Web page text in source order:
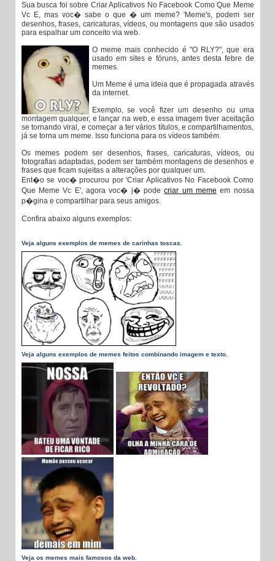
Sua busca foi sobre Criar Aplicativos No Facebook Como Que Meme
Vc E, mas voc� sabe o que � um meme? 'Meme's, podem ser
desenhos, frases, caricaturas, vídeos, ou montagens que são usados
para espalhar um conceito via web.
O meme mais conhecido é "O RLY?", que era
usado em sites e fóruns, antes desta febre de
memes.
Um Meme é uma ideia que é propagada através
da internet.
Exemplo, se você fizer um desenho ou uma
montagem qualquer, e lançar na web, e essa imagem tiver aceitação
se tornando viral, e começar a ter vários títulos, e compartilhamentos,
já se torna um meme. Isso funciona para os vídeos também.
Os memes podem ser desenhos, frases, caricaturas, vídeos, ou
fotografias adaptadas, podem ser também montagens de desenhos e
frases que ficam sujeitas a alterações por qualquer um.
Ent�o se voc� procurou por 'Criar Aplicativos No Facebook Como
Que Meme Vc E', agora voc� j� podecriar um meme em nossa
p�gina e compartilhar para seus amigos.
Confira abaixo alguns exemplos:
Veja alguns exemplos de memes de carinhas toscas.
Veja alguns exemplos de memes feitos combinando imagem e texto.
Veja os memes mais famosos da web.